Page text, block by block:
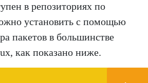
в репозиториях по
установить с помощью
пакетов в большинстве
как показано ниже.